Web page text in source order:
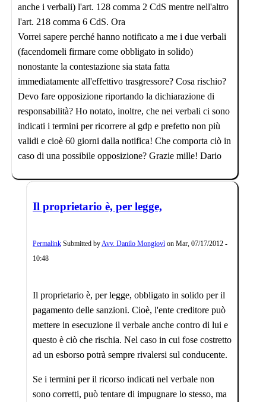
anche i verbali) l'art. 128 comma 2 CdS mentre nell'altro
l'art. 218 comma 6 CdS. Ora
Vorrei sapere perché hanno notificato a me i due verbali
(facendomeli firmare come obbligato in solido)
nonostante la contestazione sia stata fatta
immediatamente all'effettivo trasgressore? Cosa rischio?
Devo fare opposizione riportando la dichiarazione di
responsabilità? Ho notato, inoltre, che nei verbali ci sono
indicati i termini per ricorrere al gdp e prefetto non più
validi e cioè 60 giorni dalla notifica! Che comporta ciò in
caso di una possibile opposizione? Grazie mille! Dario
Il proprietario è, per legge,
Permalink Submitted byAvv. Danilo Mongiovì on Mar, 07/17/2012 -
10:48
Il proprietario è, per legge, obbligato in solido per il
pagamento delle sanzioni. Cioè, l'ente creditore può
mettere in esecuzione il verbale anche contro di lui e
questo è ciò che rischia. Nel caso in cui fose costretto
ad un esborso potrà sempre rivalersi sul conducente.
Se i termini per il ricorso indicati nel verbale non
sono corretti, può tentare di impugnare lo stesso, ma